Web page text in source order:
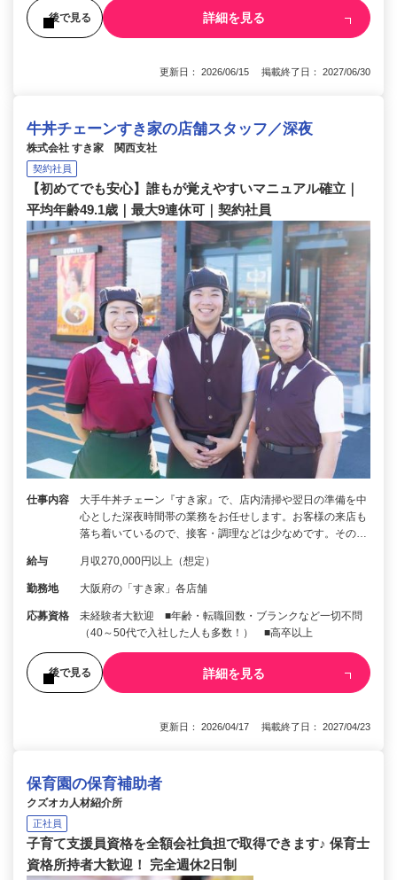
後で見る 詳細を見る
更新日： 2026/06/15 掲載終了日： 2027/06/30
牛丼チェーンすき家の店舗スタッフ／深夜
株式会社 すき家 関西支社
契約社員
【初めてでも安心】誰もが覚えやすいマニュアル確立｜
平均年齢49.1歳｜最大9連休可｜契約社員
仕事内容
大手牛丼チェーン『すき家』で、店内清掃や翌日の準備を中
心とした深夜時間帯の業務をお任せします。お客様の来店も
落ち着いているので、接客・調理などは少なめです。その…
給与 月収270,000円以上（想定）
勤務地 大阪府の「すき家」各店舗
応募資格
未経験者大歓迎 ■年齢・転職回数・ブランクなど一切不問
（40～50代で入社した人も多数！） ■高卒以上
後で見る 詳細を見る
更新日： 2026/04/17 掲載終了日： 2027/04/23
保育園の保育補助者
クズオカ人材紹介所
正社員
子育て支援員資格を全額会社負担で取得できます♪ 保育士
資格所持者大歓迎！ 完全週休2日制